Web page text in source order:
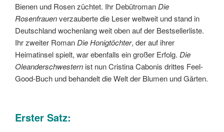
Bienen und Rosen züchtet. Ihr Debütroman Die
Rosenfrauenverzauberte die Leser weltweit und stand in
Deutschland wochenlang weit oben auf der Bestsellerliste.
Ihr zweiter Roman Die Honigtöchter, der auf ihrer
Heimatinsel spielt, war ebenfalls ein großer Erfolg. Die
Oleanderschwestern ist nun Cristina Cabonis drittes Feel-
Good-Buch und behandelt die Welt der Blumen und Gärten.
Erster Satz: